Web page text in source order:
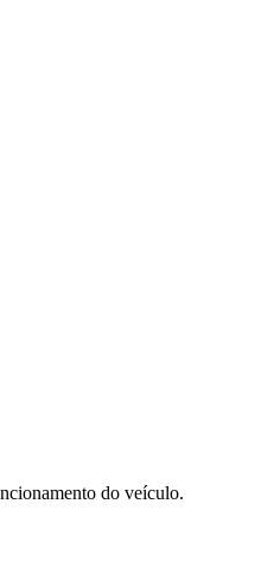
do veículo.